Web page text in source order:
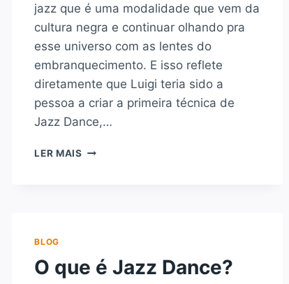
jazz que é uma modalidade que vem da
cultura negra e continuar olhando pra
esse universo com as lentes do
embranquecimento. E isso reflete
diretamente que Luigi teria sido a
pessoa a criar a primeira técnica de
Jazz Dance,…
LER MAIS TERIA
TÉCNICA
BLOG
O que é Jazz Dance?